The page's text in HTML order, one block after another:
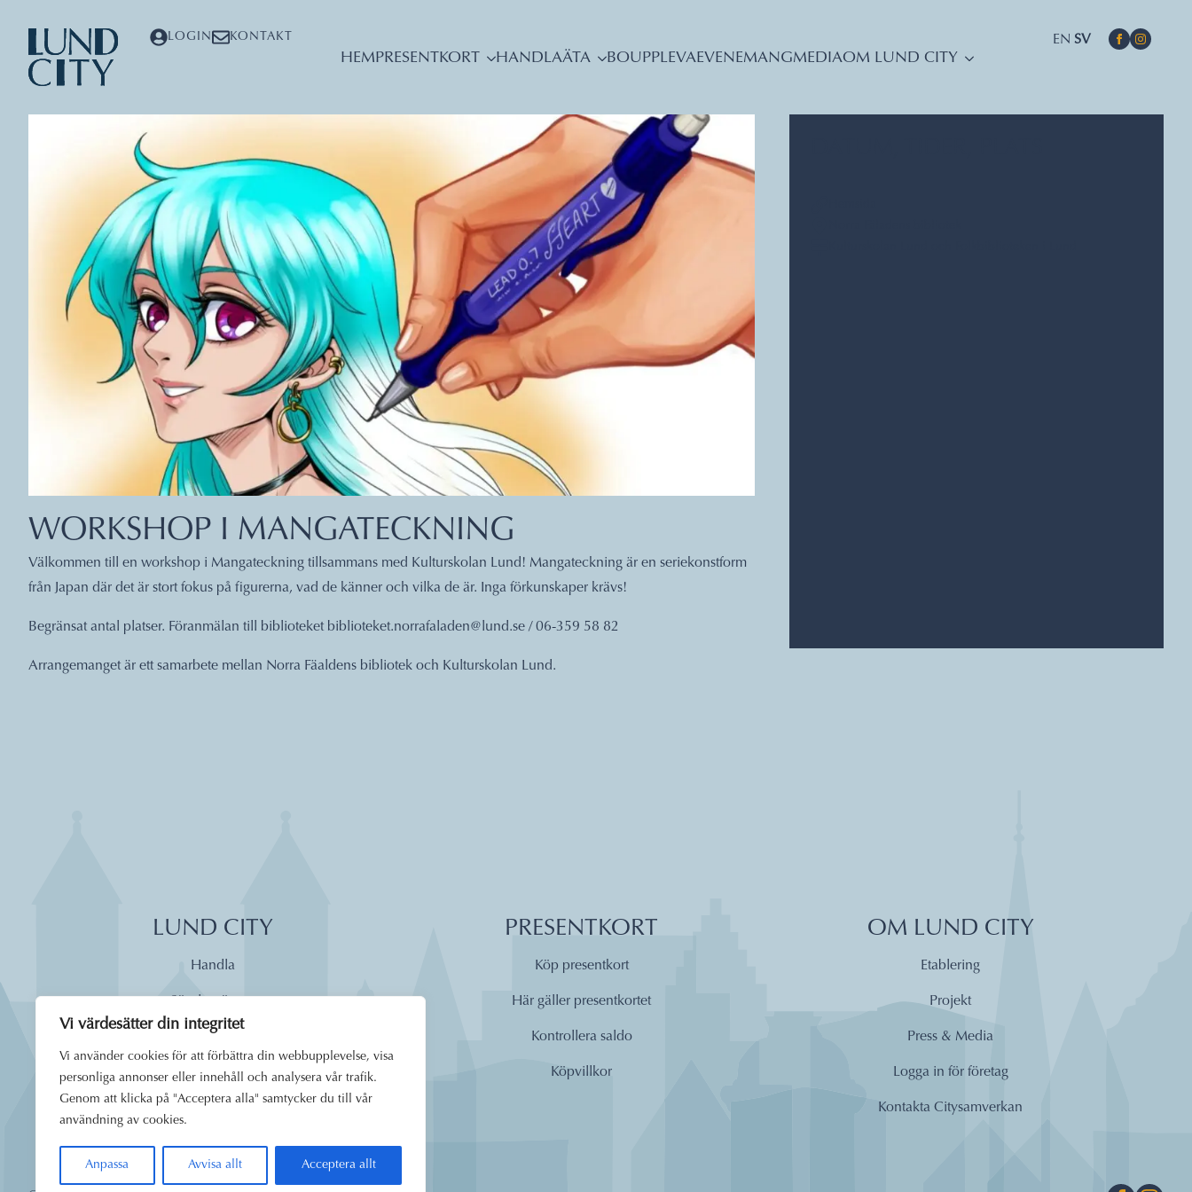
Vi värdesätter din integritet
Vi använder cookies för att förbättra din webbupplevelse, visa
personliga annonser eller innehåll och analysera vår trafik.
Genom att klicka på "Acceptera alla" samtycker du till vår
användning av cookies.
Anpassa Avvisa allt Acceptera allt
LOGIN KONTAKT EN SV
HEMPRESENTKORT HANDLAÄTA BOUPPLEVAEVENEMANGMEDIAOM LUND CITY
WORKSHOP I MANGATECKNING
Välkommen till en workshop i Mangateckning tillsammans med Kulturskolan Lund! Mangateckning är en seriekonstform
från Japan där det är stort fokus på figurerna, vad de känner och vilka de är. Inga förkunskaper krävs!
Begränsat antal platser. Föranmälan till biblioteket biblioteket.norrafaladen@lund.se / 06-359 58 82
Arrangemanget är ett samarbete mellan Norra Fäaldens bibliotek och Kulturskolan Lund.
LUND CITY
Handla
Äta
Dagens lunch
Boende
Uppleva
PRESENTKORT
Köp presentkort
Här gäller presentkortet
Kontrollera saldo
Köpvillkor
OM LUND CITY
Etablering
Projekt
Press & Media
Logga in för företag
Kontakta Citysamverkan